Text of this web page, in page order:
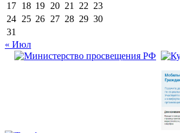
17 18 19 20 21 22 23
24 25 26 27 28 29 30
31
« Июл